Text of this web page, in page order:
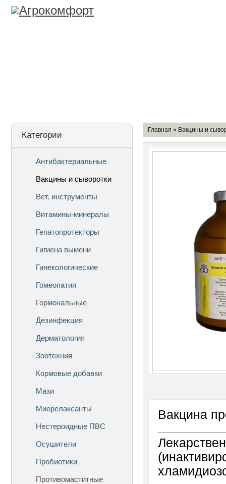
Категории
Антибактериальные
Вакцины и сыворотки
Вет. инструменты
Витамины-минералы
Гепатопротекторы
Гигиена вымени
Гинекологические
Гомеопатия
Гормональные
Дезинфекция
Дерматология
Зоотехния
Кормовые добавки
Мази
Миорелаксанты
Нестероидные ПВС
Осушители
Пробиотики
Противомаститные
Главная » Вакцины и
Вакцина